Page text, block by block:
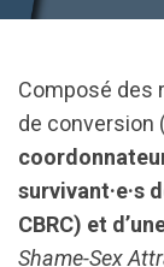
Composé des
de conversion
survivant·e·s
CBRC) et
Shame-Sex